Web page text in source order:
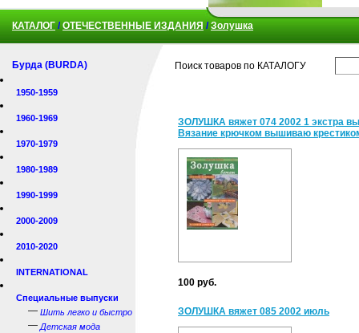
КАТАЛОГ /ОТЕЧЕСТВЕННЫЕ ИЗДАНИЯ /Золушка
Бурда (BURDA)
1950-1959
1960-1969
1970-1979
1980-1989
1990-1999
2000-2009
2010-2020
INTERNATIONAL
Специальные выпуски
— Шить легко и быстро
— Детская мода
Поиск товаров по КАТАЛОГУ
ЗОЛУШКА вяжет 074 2002 1 экстра
Вязание крючком вышиваю
100 руб.
ЗОЛУШКА вяжет 085 2002 июль